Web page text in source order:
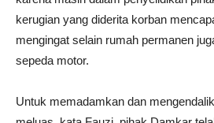
kerugian yang diderita korban
mengingat selain rumah permanen
sepeda motor.
Untuk memadamkan dan